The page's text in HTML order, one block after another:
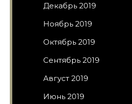
Декабрь 2019
Ноябрь 2019
Октябрь 2019
Сентябрь 2019
Август 2019
Июнь 2019